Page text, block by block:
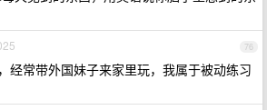
76
经常带外国妹子来家里玩，我属于被动练习